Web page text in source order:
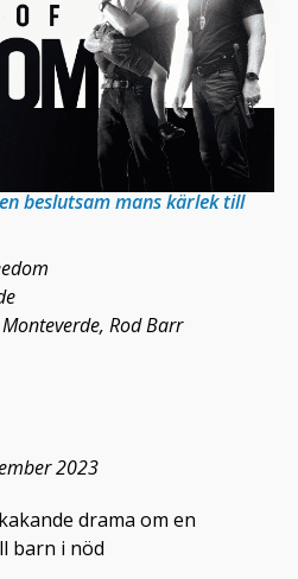
beslutsam mans kärlek till
Rod Barr
2023
drama om en
barn i nöd